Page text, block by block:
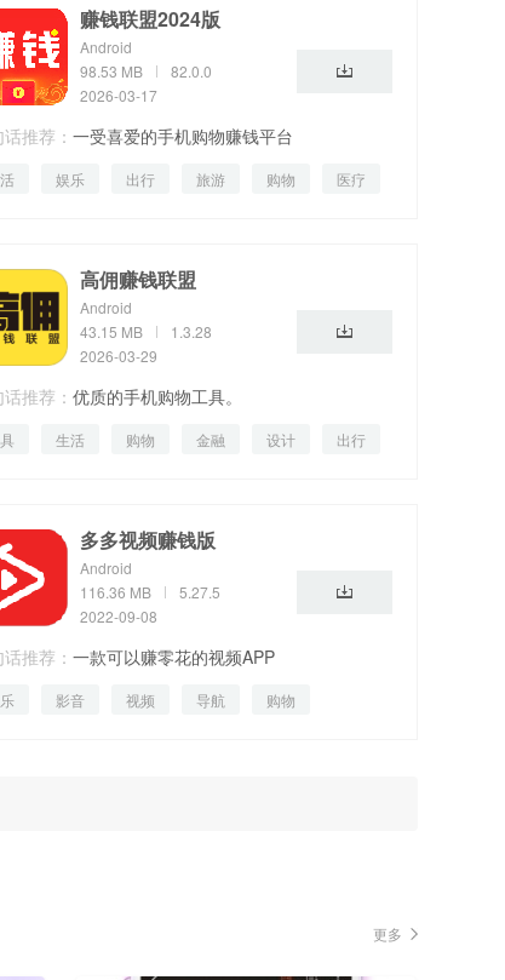
赚钱联盟2024版
Android
98.53 MB
82.0.0
2026-03-17
推荐： 一受喜爱的手机购物赚钱平台
娱乐 出行 旅游 购物
医疗
高佣赚钱联盟
Android
43.15 MB
1.3.28
2026-03-29
推荐： 优质的手机购物工具。
生活 购物 金融 设计
出行
多多视频赚钱版
Android
116.36 MB
5.27.5
2022-09-08
推荐： 一款可以赚零花的视频APP
影音 视频 导航 购物
更多